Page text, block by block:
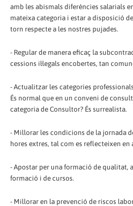
amb les abismals diferències salarials
mateixa categoria i estar a disposició
torn respecte a les nostres pujades.
- Regular de manera eficaç la
cessions il·legals encobertes, tan
- Actualitzar les categories
És normal que en un conveni de
categoria de Consultor? És surrealista.
- Millorar les condicions de la jornada
hores extres, tal com es reflecteixen en
- Apostar per una formació de qualitat,
formació i de cursos.
- Millorar en la prevenció de riscos